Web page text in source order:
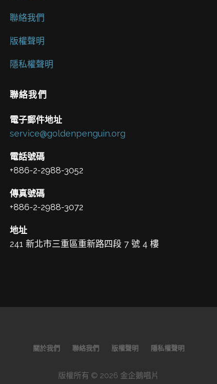
聯絡我們
版權聲明
隱私權聲明
聯絡我們
電子郵件地址
service@goldenpenguin.org
電話號碼
+886-2-2988-3052
傳真號碼
+886-2-2988-3072
地址
241 新北市三重區重新路四段 7 號 4 樓
關於我們 聯絡我們 版權聲明 隱私權聲明
版權所有 © 2026 金企鵝唱片